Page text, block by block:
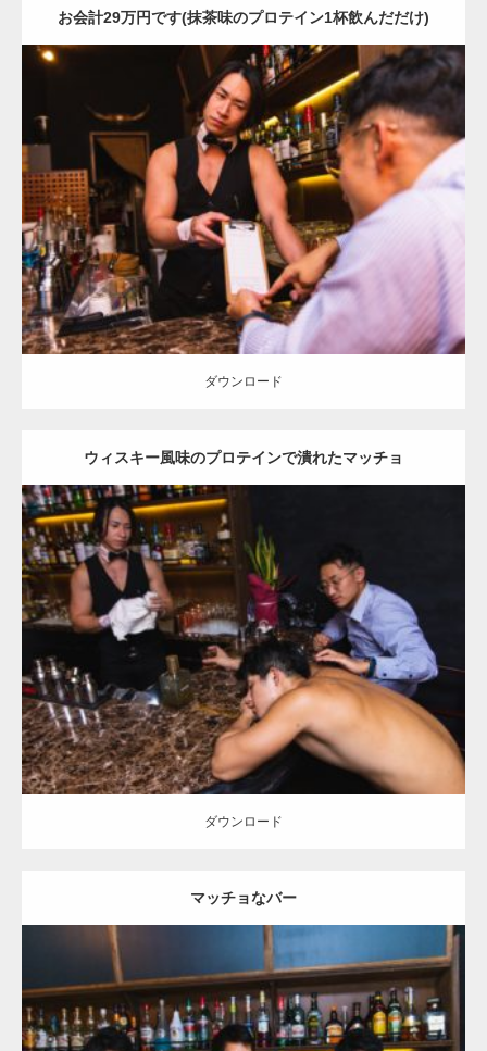
お会計29万円です(抹茶味のプロテイン1杯飲んだだけ)
Update:2021.06.30
Category: バーのマッチョ
ダウンロード
ダウンロード
ウィスキー風味のプロテインで潰れたマッチョ
Update: 2023.09.6
Category:バーのマッチョ オレンジの人 外資系筋肉 SOSUKE
ダウンロード
ダウンロード
マッチョなバー
Update: 2021.07.6